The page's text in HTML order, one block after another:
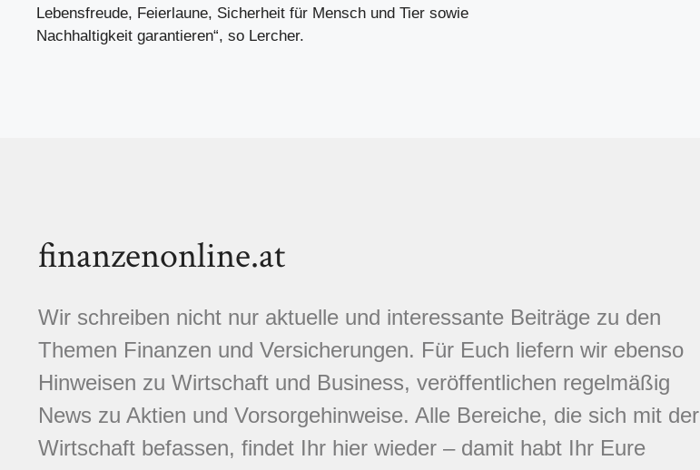
Lebensfreude, Feierlaune, Sicherheit für Mensch und Tier sowie
Nachhaltigkeit garantieren“, so Lercher.
finanzenonline.at
Wir schreiben nicht nur aktuelle und interessante Beiträge zu den
Themen Finanzen und Versicherungen. Für Euch liefern wir ebenso
Hinweisen zu Wirtschaft und Business, veröffentlichen regelmäßig
News zu Aktien und Vorsorgehinweise. Alle Bereiche, die sich mit der
Wirtschaft befassen, findet Ihr hier wieder – damit habt Ihr Eure